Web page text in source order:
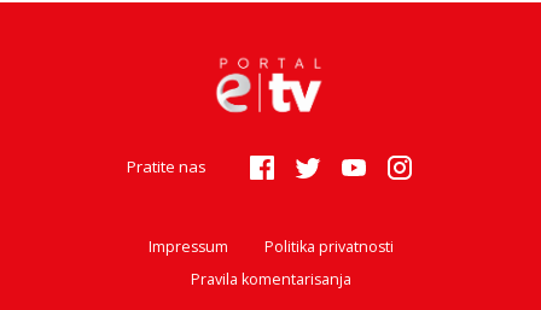
Pratite nas
Impressum
Politika privatnosti
Pravila komentarisanja